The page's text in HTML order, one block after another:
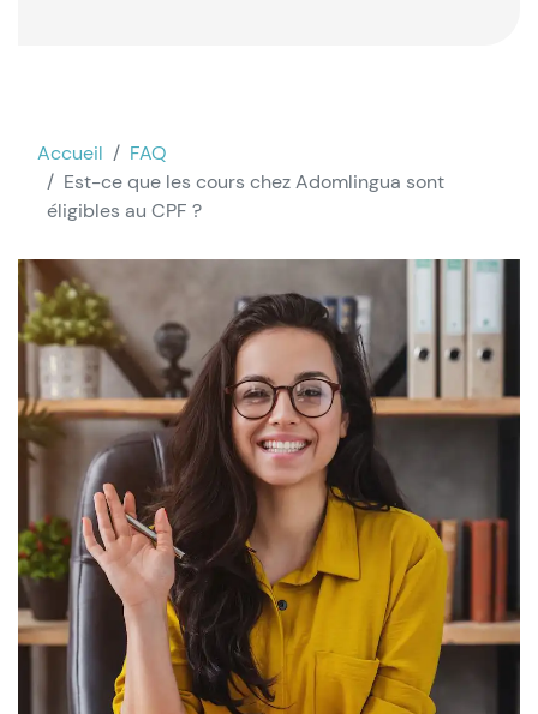
Accueil
FAQ
Est-ce que les cours chez Adomlingua sont
éligibles au CPF ?